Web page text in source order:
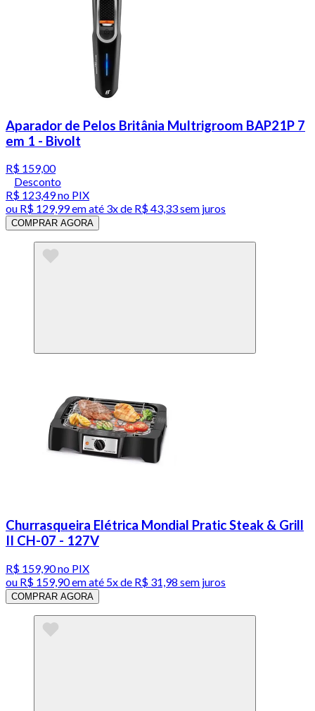
Aparador de Pelos Britânia Multrigroom BAP21P 7
em 1 - Bivolt
R$ 159,00
Desconto
R$ 123,49no PIX
ou R$ 129,99em até 3x de R$ 43,33 sem juros
COMPRAR AGORA
Churrasqueira Elétrica Mondial Pratic Steak & Grill
II CH-07 - 127V
R$ 159,90no PIX
ou R$ 159,90em até 5x de R$ 31,98 sem juros
COMPRAR AGORA